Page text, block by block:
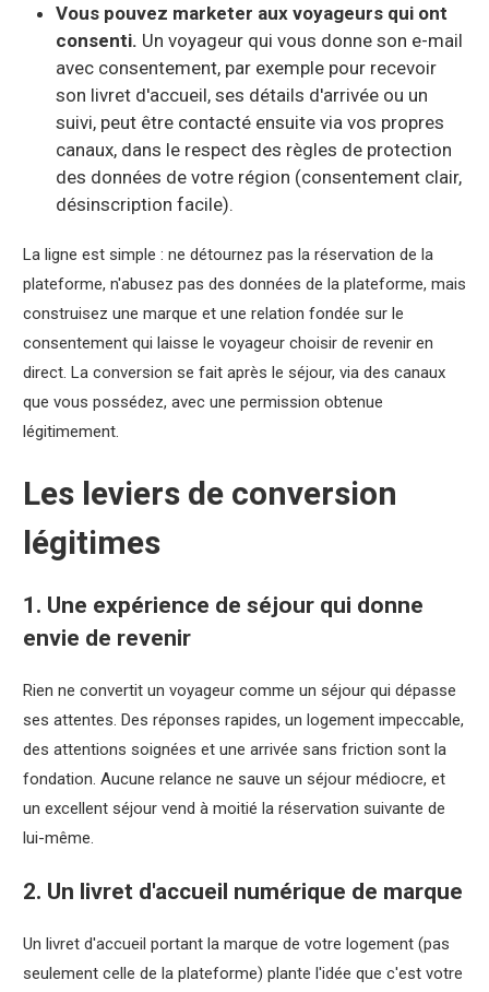
Vous pouvez marketer aux voyageurs qui ont
consenti. Un voyageur qui vous donne son e-mail
avec consentement, par exemple pour recevoir
son livret d'accueil, ses détails d'arrivée ou un
suivi, peut être contacté ensuite via vos propres
canaux, dans le respect des règles de protection
des données de votre région (consentement clair,
désinscription facile).
La ligne est simple : ne détournez pas la réservation de la
plateforme, n'abusez pas des données de la plateforme, mais
construisez une marque et une relation fondée sur le
consentement qui laisse le voyageur choisir de revenir en
direct. La conversion se fait après le séjour, via des canaux
que vous possédez, avec une permission obtenue
légitimement.
Les leviers de conversion
légitimes
1. Une expérience de séjour qui donne
envie de revenir
Rien ne convertit un voyageur comme un séjour qui dépasse
ses attentes. Des réponses rapides, un logement impeccable,
des attentions soignées et une arrivée sans friction sont la
fondation. Aucune relance ne sauve un séjour médiocre, et
un excellent séjour vend à moitié la réservation suivante de
lui-même.
2. Un livret d'accueil numérique de marque
Un livret d'accueil portant la marque de votre logement (pas
seulement celle de la plateforme) plante l'idée que c'est votre